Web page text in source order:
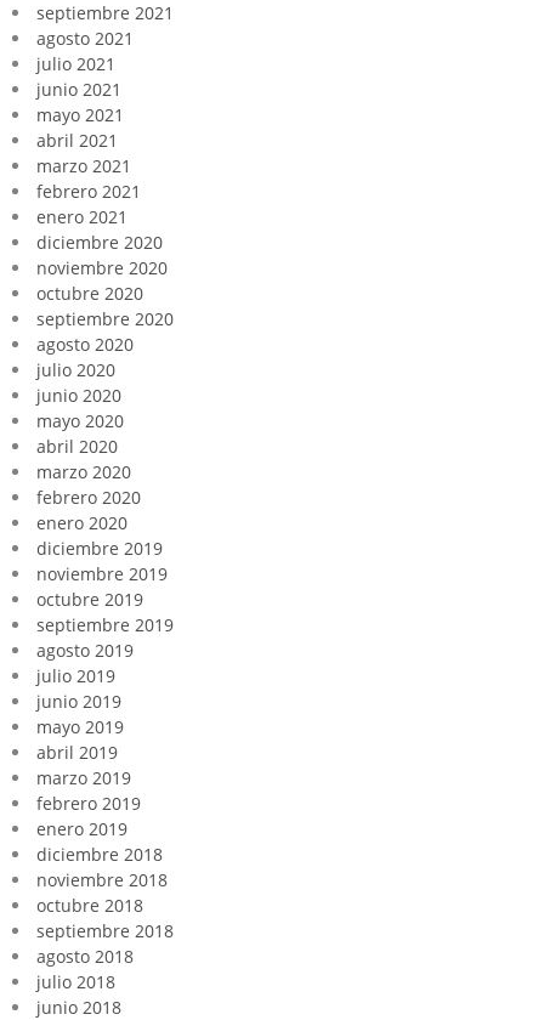
septiembre 2021
agosto 2021
julio 2021
junio 2021
mayo 2021
abril 2021
marzo 2021
febrero 2021
enero 2021
diciembre 2020
noviembre 2020
octubre 2020
septiembre 2020
agosto 2020
julio 2020
junio 2020
mayo 2020
abril 2020
marzo 2020
febrero 2020
enero 2020
diciembre 2019
noviembre 2019
octubre 2019
septiembre 2019
agosto 2019
julio 2019
junio 2019
mayo 2019
abril 2019
marzo 2019
febrero 2019
enero 2019
diciembre 2018
noviembre 2018
octubre 2018
septiembre 2018
agosto 2018
julio 2018
junio 2018